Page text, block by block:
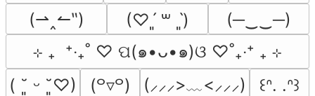
(⇀‸↼‶)
(♡ˊ͈ ꒳ ˋ͈)
(─‿‿─)
⊹ ₊  ⁺‧₊˚ ♡ ପ(๑•ᴗ•๑)ଓ ♡˚₊‧⁺ ₊ ⊹
( ˘͈ ᵕ ˘͈♡)
(꒪▿꒪) (⸝⸝⸝>﹏<⸝⸝⸝)
꒰ᐢ. .ᐢ꒱